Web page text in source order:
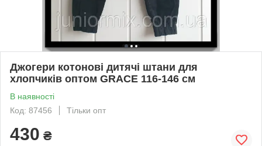
Джогери котонові дитячі штани для
хлопчиків оптом GRACE 116-146 см
В наявності
Код: 87456
Тільки опт
430 ₴